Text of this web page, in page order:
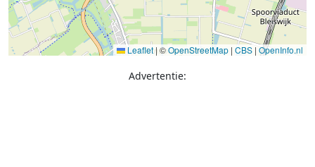
Leaflet |©OpenStreetMap | CBS | OpenInfo.nl
Advertentie: